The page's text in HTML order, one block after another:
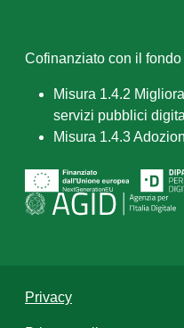
Cofinanziato con il
Misura 1.4.2
servizi pubblici
Misura 1.4.3
Privacy